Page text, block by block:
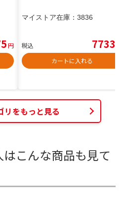
円
マイストア在庫： 3836
税込 7733
カートに入れる
リをもっと見る
こんな商品も見て